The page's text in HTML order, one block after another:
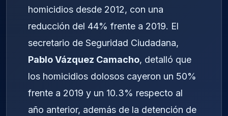
homicidios desde 2012, con una
reducción del 44% frente a 2019. El
secretario de Seguridad Ciudadana,
Pablo Vázquez Camacho, detalló que
los homicidios dolosos cayeron un 50%
frente a 2019 y un 10.3% respecto al
año anterior, además de la detención de